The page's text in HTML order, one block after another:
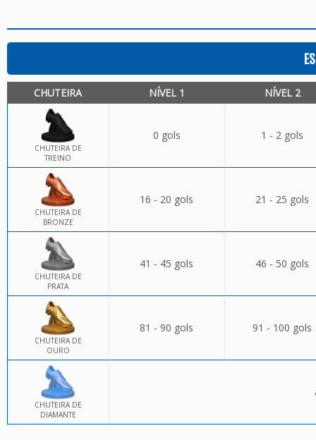
CHUTEIRA NÍVEL 1 NÍVEL 2
CHUTEIRA DE
TREINO
0 gols 1 - 2 gols
CHUTEIRA DE
BRONZE
16 - 20 gols 21 - 25 gols
CHUTEIRA DE
PRATA
41 - 45 gols 46 - 50 gols
CHUTEIRA DE
OURO
81 - 90 gols 91 - 100 gols
CHUTEIRA DE
DIAMANTE